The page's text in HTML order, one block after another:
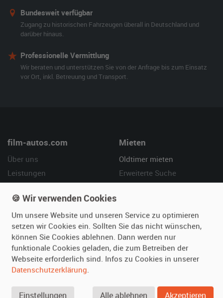
Bundesweit verfügbar
Zugang zu historischen Fahrzeugen überall in Deutschland und
darüber hinaus.
Professionelle Vermittlung
Wir beraten und unterstützen Sie von der Anfrage bis zum Einsatz
vor Ort, inkl. Betreuung und Transport.
film-autos.com
Über uns
Leistungen
Kundenmeinungen
Mieten
Oldtimer mieten
Erweiterte Suche
Vermieten
Oldtimer anmelden
Fotos senden
Fragen für Vermieter
Inserat verwalten
Hilfe
Häufige Fragen (FAQ)
So funktioniert's
🍪 Wir verwenden Cookies
Um unsere Website und unseren Service zu optimieren
setzen wir Cookies ein. Sollten Sie das nicht wünschen,
können Sie Cookies ablehnen. Dann werden nur
funktionale Cookies geladen, die zum Betreiben der
Webseite erforderlich sind. Infos zu Cookies in unserer
Datenschutzerklärung.
Einstellungen Alle ablehnen Akzeptieren